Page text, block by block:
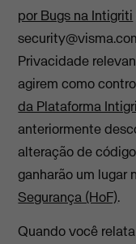
por Bugs na Intigriti
Privacidade
agirem como
da Plataforma
anteriormente
alteração de
ganharão um lugar
Segurança (HoF).
Quando você